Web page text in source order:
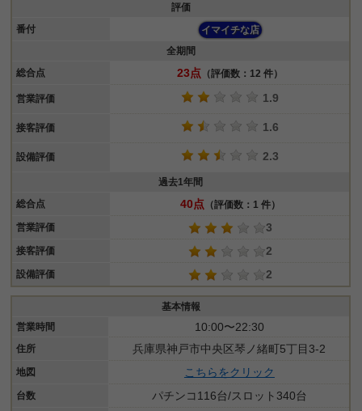
評価
番付
イマイチな店
全期間
総合点
23点 （評価数：12 件）
営業評価 1.9
接客評価 1.6
設備評価 2.3
過去1年間
総合点
40点 （評価数：1 件）
営業評価
3
接客評価 2
設備評価 2
基本情報
営業時間
10:00〜22:30
住所 兵庫県神戸市中央区琴ノ緒町5丁目3-2
地図 こちらをクリック
台数 パチンコ116台/スロット340台